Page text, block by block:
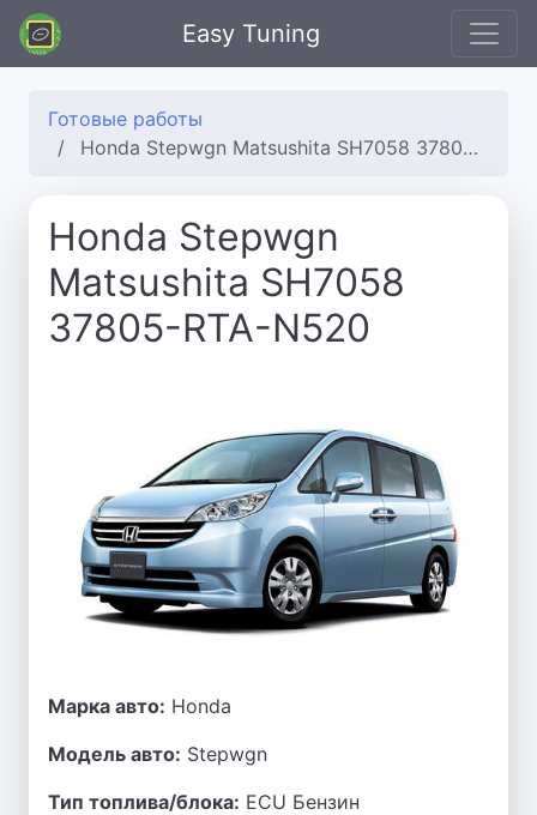
Easy Tuning
Готовые работы
Honda Stepwgn Matsushita SH7058 37805-RTA-N520
Honda Stepwgn
Matsushita SH7058
37805-RTA-N520
Марка авто: Honda
Модель авто: Stepwgn
Тип топлива/блока: ECU Бензин